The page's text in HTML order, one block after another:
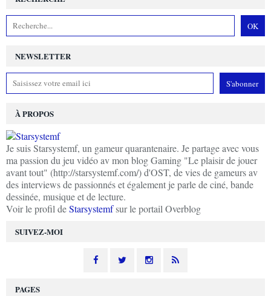
NEWSLETTER
SUIVEZ-MOI
À PROPOS
Je suis Starsystemf, un gameur quarantenaire. Je partage avec vous
ma passion du jeu vidéo av mon blog Gaming "Le plaisir de jouer
avant tout" (http://starsystemf.com/) d'OST, de vies de gameurs av
des interviews de passionnés et également je parle de ciné, bande
dessinée, musique et de lecture.
Voir le profil deStarsystemfsur le portail Overblog
PAGES